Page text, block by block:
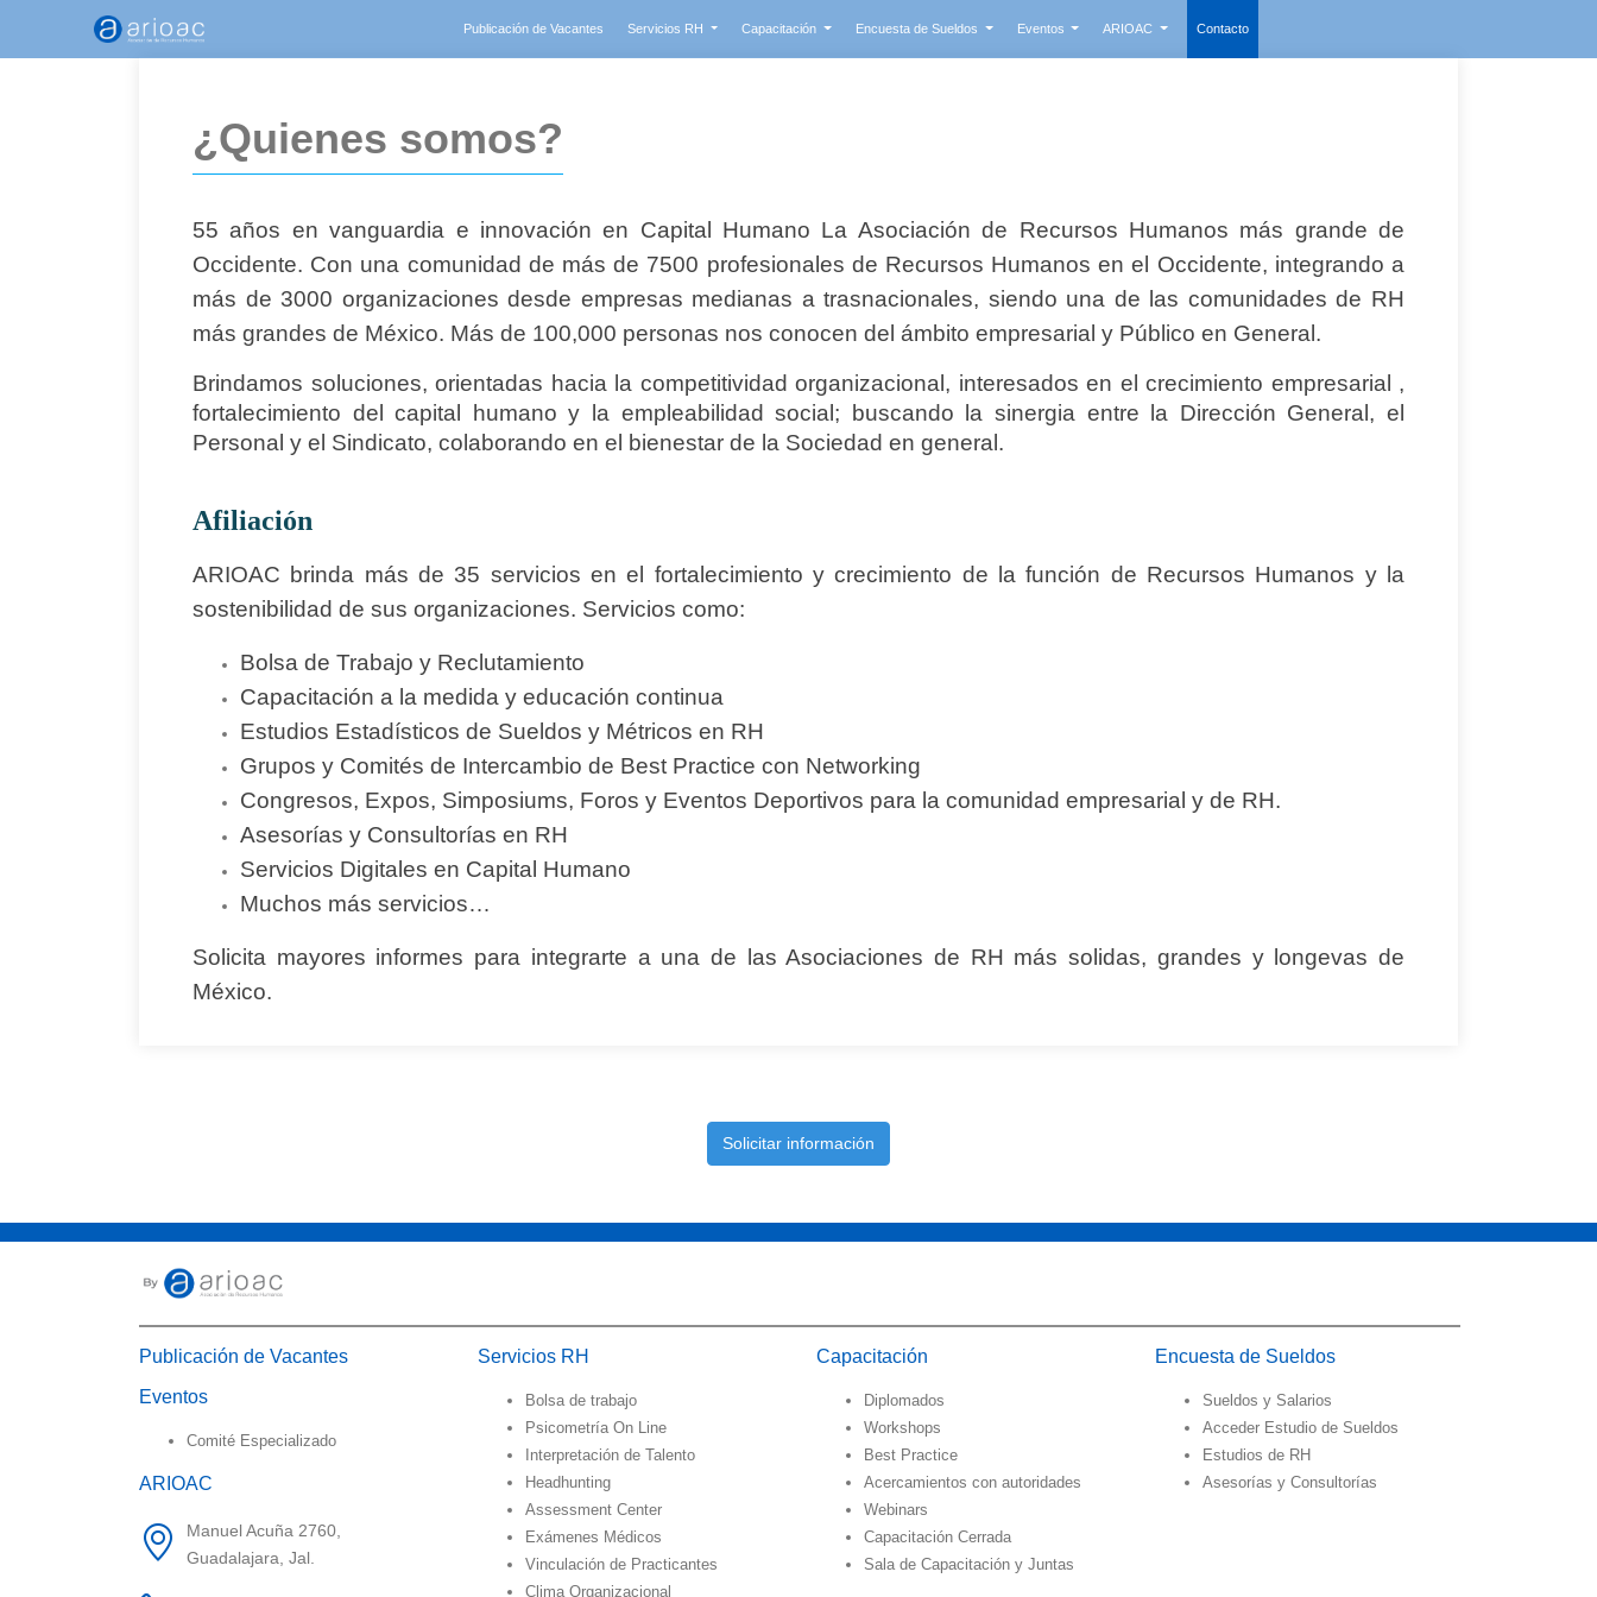
Publicación de Vacantes Servicios RH Capacitación Encuesta de Sueldos Eventos ARIOAC Contacto
¿Quienes somos?
55 años en vanguardia e innovación en Capital Humano La Asociación de Recursos Humanos más grande de
Occidente. Con una comunidad de más de 7500 profesionales de Recursos Humanos en el Occidente, integrando a
más de 3000 organizaciones desde empresas medianas a trasnacionales, siendo una de las comunidades de RH
más grandes de México. Más de 100,000 personas nos conocen del ámbito empresarial y Público en General.
Brindamos soluciones, orientadas hacia la competitividad organizacional, interesados en el crecimiento empresarial ,
fortalecimiento del capital humano y la empleabilidad social; buscando la sinergia entre la Dirección General, el
Personal y el Sindicato, colaborando en el bienestar de la Sociedad en general.
Afiliación
ARIOAC brinda más de 35 servicios en el fortalecimiento y crecimiento de la función de Recursos Humanos y la
sostenibilidad de sus organizaciones. Servicios como:
Bolsa de Trabajo y Reclutamiento
Capacitación a la medida y educación continua
Estudios Estadísticos de Sueldos y Métricos en RH
Grupos y Comités de Intercambio de Best Practice con Networking
Congresos, Expos, Simposiums, Foros y Eventos Deportivos para la comunidad empresarial y de RH.
Asesorías y Consultorías en RH
Servicios Digitales en Capital Humano
Muchos más servicios…
Solicita mayores informes para integrarte a una de las Asociaciones de RH más solidas, grandes y longevas de
México.
Solicitar información
Publicación de Vacantes
Eventos
Comité Especializado
ARIOAC
Manuel Acuña 2760,
Guadalajara, Jal.
Servicios RH
Bolsa de trabajo
Psicometría On Line
Interpretación de Talento
Headhunting
Assessment Center
Exámenes Médicos
Vinculación de Practicantes
Clima Organizacional
Capacitación
Diplomados
Workshops
Best Practice
Acercamientos con autoridades
Webinars
Capacitación Cerrada
Sala de Capacitación y Juntas
Encuesta de Sueldos
Sueldos y Salarios
Acceder Estudio de Sueldos
Estudios de RH
Asesorías y Consultorías